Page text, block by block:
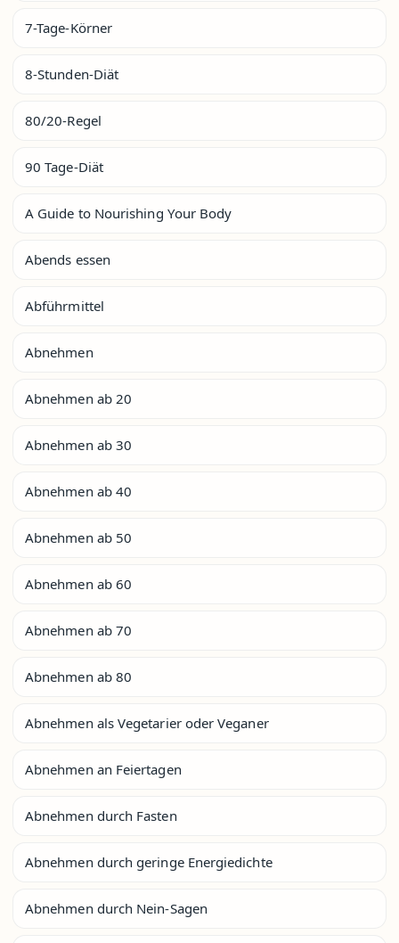
7-Tage-Körner
8-Stunden-Diät
80/20-Regel
90 Tage-Diät
A Guide to Nourishing Your Body
Abends essen
Abführmittel
Abnehmen
Abnehmen ab 20
Abnehmen ab 30
Abnehmen ab 40
Abnehmen ab 50
Abnehmen ab 60
Abnehmen ab 70
Abnehmen ab 80
Abnehmen als Vegetarier oder Veganer
Abnehmen an Feiertagen
Abnehmen durch Fasten
Abnehmen durch geringe Energiedichte
Abnehmen durch Nein-Sagen